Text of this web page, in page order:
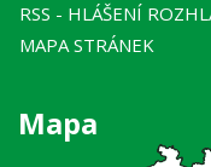
RSS - HLÁŠENÍ
MAPA STRÁNEK
Mapa